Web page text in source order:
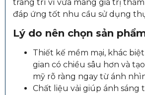
trang trí vì vừa mang giá trị thẩm
đáp ứng tốt nhu cầu sử dụng
Lý do nên chọn sản
Thiết kế mềm mại, khác
gian có chiều sâu hơn và
mỹ rõ ràng ngay từ ánh
Chất liệu vải giúp ánh sáng